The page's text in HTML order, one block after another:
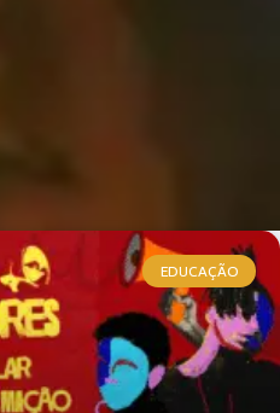
EDUCAÇÃO